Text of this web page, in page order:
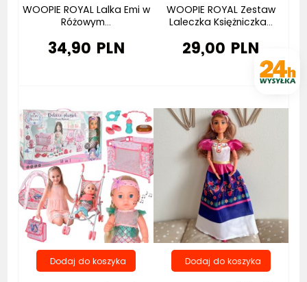
WOOPIE ROYAL Lalka Emi w
Różowym...
34,90 PLN
WOOPIE ROYAL Zestaw
Laleczka Księżniczka...
29,00 PLN